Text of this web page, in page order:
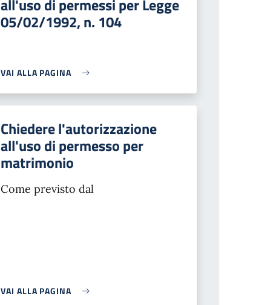
all'uso di permessi per Legge
05/02/1992, n. 104
VAI ALLA PAGINA
Chiedere l'autorizzazione
all'uso di permesso per
matrimonio
Come previsto dal
VAI ALLA PAGINA